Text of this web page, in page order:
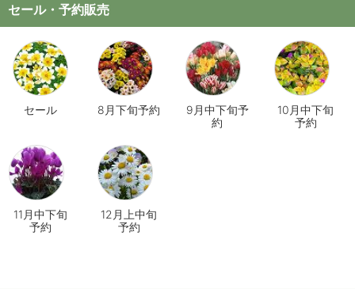
セール・予約販売
セール 8月下旬予約
9月中下旬予
約
10月中下旬
予約
11月中下旬
予約
12月上中旬
予約